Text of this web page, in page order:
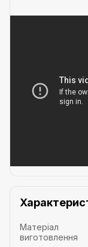
Матеріал
виготовлення